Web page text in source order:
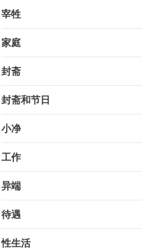
宰牲
家庭
封斋
封斋和节日
小净
工作
异端
待遇
性生活